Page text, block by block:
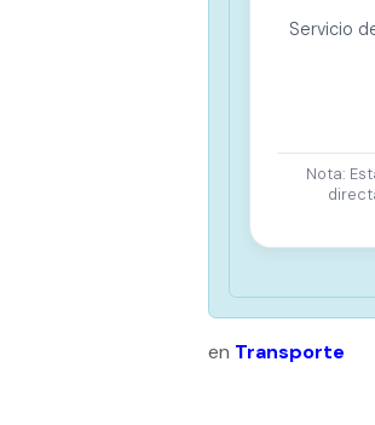
Servicio
Nota:
en Transporte